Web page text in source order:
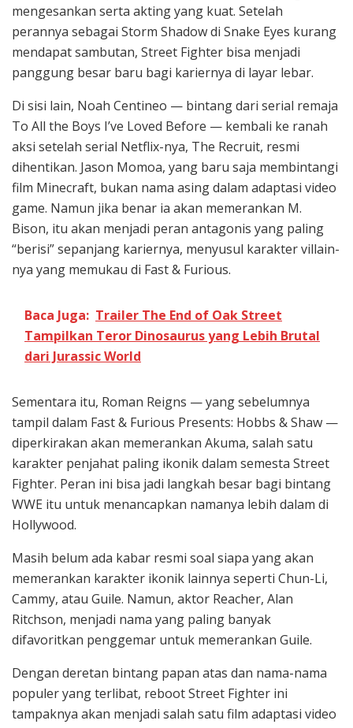
mengesankan serta akting yang kuat. Setelah
perannya sebagai Storm Shadow di Snake Eyes kurang
mendapat sambutan, Street Fighter bisa menjadi
panggung besar baru bagi kariernya di layar lebar.
Di sisi lain, Noah Centineo — bintang dari serial remaja
To All the Boys I’ve Loved Before — kembali ke ranah
aksi setelah serial Netflix-nya, The Recruit, resmi
dihentikan. Jason Momoa, yang baru saja membintangi
film Minecraft, bukan nama asing dalam adaptasi video
game. Namun jika benar ia akan memerankan M.
Bison, itu akan menjadi peran antagonis yang paling
“berisi” sepanjang kariernya, menyusul karakter villain-
nya yang memukau di Fast & Furious.
Baca Juga: Trailer The End of Oak Street
Tampilkan Teror Dinosaurus yang Lebih Brutal
dari Jurassic World
Sementara itu, Roman Reigns — yang sebelumnya
tampil dalam Fast & Furious Presents: Hobbs & Shaw —
diperkirakan akan memerankan Akuma, salah satu
karakter penjahat paling ikonik dalam semesta Street
Fighter. Peran ini bisa jadi langkah besar bagi bintang
WWE itu untuk menancapkan namanya lebih dalam di
Hollywood.
Masih belum ada kabar resmi soal siapa yang akan
memerankan karakter ikonik lainnya seperti Chun-Li,
Cammy, atau Guile. Namun, aktor Reacher, Alan
Ritchson, menjadi nama yang paling banyak
difavoritkan penggemar untuk memerankan Guile.
Dengan deretan bintang papan atas dan nama-nama
populer yang terlibat, reboot Street Fighter ini
tampaknya akan menjadi salah satu film adaptasi video